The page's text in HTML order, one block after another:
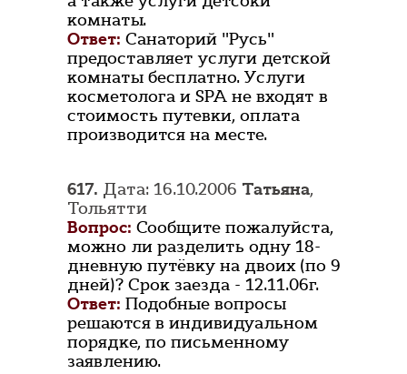
комнаты.
Ответ: Санаторий "Русь"
предоставляет услуги детской
комнаты бесплатно. Услуги
косметолога и SPA не входят в
стоимость путевки, оплата
производится на месте.
617. Дата: 16.10.2006 Татьяна,
Тольятти
Вопрос: Сообщите пожалуйста,
можно ли разделить одну 18-
дневную путёвку на двоих (по 9
дней)? Срок заезда - 12.11.06г.
Ответ: Подобные вопросы
решаются в индивидуальном
порядке, по письменному
заявлению.